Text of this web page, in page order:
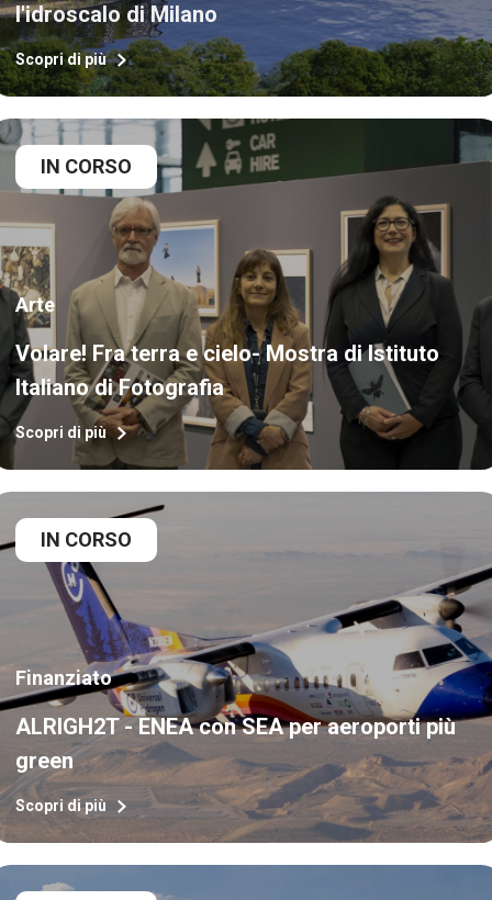
l'idroscalo di Milano
Scopri di più
IN CORSO
Arte
Volare! Fra terra e cielo- Mostra di Istituto
Italiano di Fotografia
Scopri di più
IN CORSO
Finanziato
ALRIGH2T - ENEA con SEA per aeroporti più
green
Scopri di più